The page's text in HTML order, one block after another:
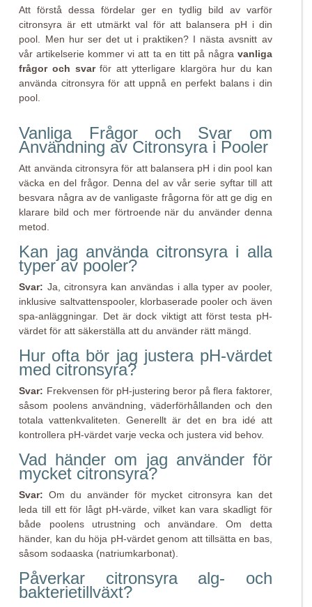
Att förstå dessa fördelar ger en tydlig bild av varför
citronsyra är ett utmärkt val för att balansera pH i din
pool. Men hur ser det ut i praktiken? I nästa avsnitt av
vår artikelserie kommer vi att ta en titt på några vanliga
frågor och svarför att ytterligare klargöra hur du kan
använda citronsyra för att uppnå en perfekt balans i din
pool.
Vanliga Frågor och Svar om
Användning av Citronsyra i Pooler
Att använda citronsyra för att balansera pH i din pool kan
väcka en del frågor. Denna del av vår serie syftar till att
besvara några av de vanligaste frågorna för att ge dig en
klarare bild och mer förtroende när du använder denna
metod.
Kan jag använda citronsyra i alla
typer av pooler?
Svar: Ja, citronsyra kan användas i alla typer av pooler,
inklusive saltvattenspooler, klorbaserade pooler och även
spa-anläggningar. Det är dock viktigt att först testa pH-
värdet för att säkerställa att du använder rätt mängd.
Hur ofta bör jag justera pH-värdet
med citronsyra?
Svar: Frekvensen för pH-justering beror på flera faktorer,
såsom poolens användning, väderförhållanden och den
totala vattenkvaliteten. Generellt är det en bra idé att
kontrollera pH-värdet varje vecka och justera vid behov.
Vad händer om jag använder för
mycket citronsyra?
Svar: Om du använder för mycket citronsyra kan det
leda till ett för lågt pH-värde, vilket kan vara skadligt för
både poolens utrustning och användare. Om detta
händer, kan du höja pH-värdet genom att tillsätta en bas,
såsom sodaaska (natriumkarbonat).
Påverkar citronsyra alg- och
bakterietillväxt?